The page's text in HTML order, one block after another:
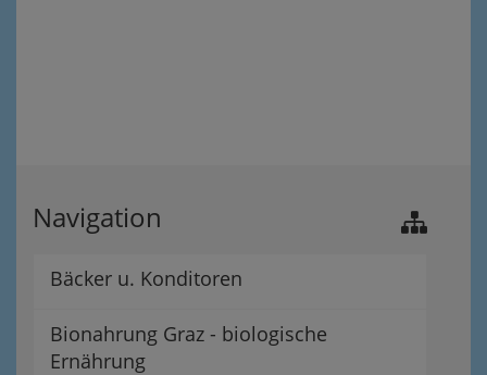
Navigation
Bäcker u. Konditoren
Bionahrung Graz - biologische
Ernährung